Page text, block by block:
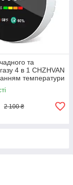
та
4 в 1 CHZHVAN
температури
Комбінований для
2 100 ₴